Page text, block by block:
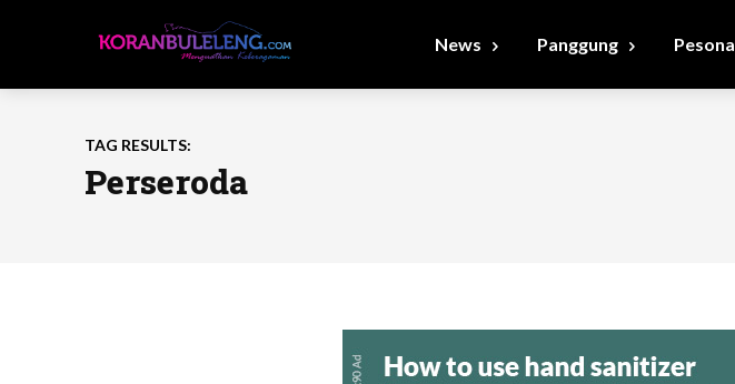
News Panggung Pesona
TAG RESULTS:
Perseroda